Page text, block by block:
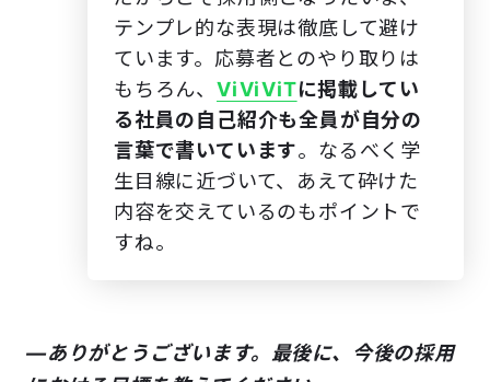
テンプレ的な表現は徹底して避け
ています。応募者とのやり取りは
もちろん、 ViViViTに掲載してい
る社員の自己紹介も全員が自分の
言葉で書いています。なるべく学
生目線に近づいて、あえて砕けた
内容を交えているのもポイントで
すね。
―ありがとうございます。最後に、今後の採用